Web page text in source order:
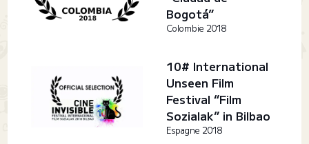
Bogotá”
Colombie 2018
10# International
Unseen Film
Festival “Film
Sozialak” in Bilbao
Espagne 2018